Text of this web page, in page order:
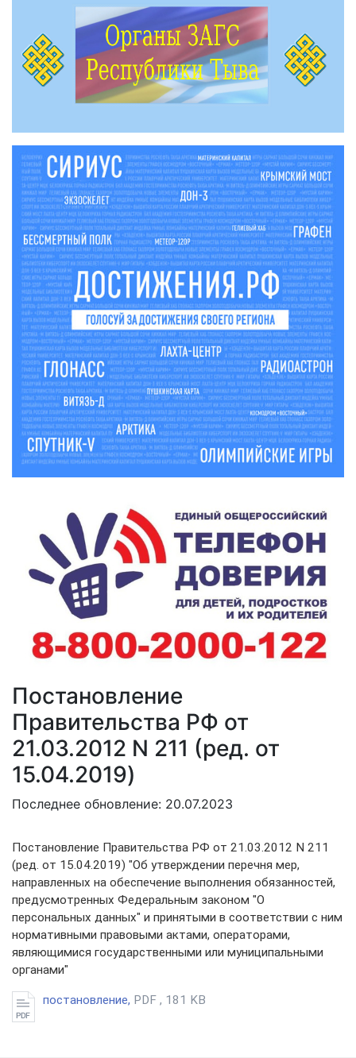
Постановление
Правительства РФ от
21.03.2012 N 211 (ред. от
15.04.2019)
Последнее обновление: 20.07.2023
Постановление Правительства РФ от 21.03.2012 N 211
(ред. от 15.04.2019) "Об утверждении перечня мер,
направленных на обеспечение выполнения обязанностей,
предусмотренных Федеральным законом "О
персональных данных" и принятыми в соответствии с ним
нормативными правовыми актами, операторами,
являющимися государственными или муниципальными
органами"
постановление, PDF , 181 KB